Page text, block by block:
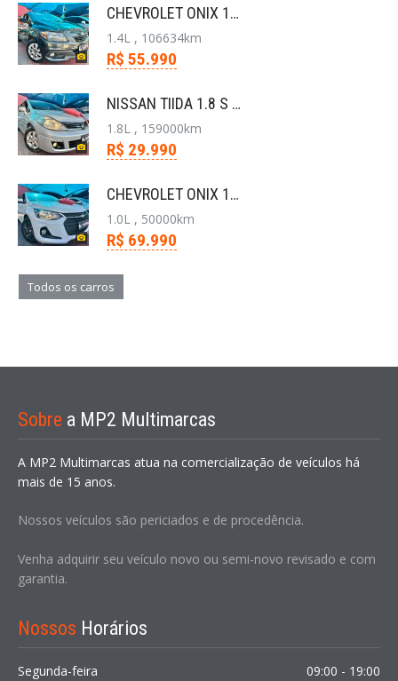
CHEVROLET ONIX 1.4 MPFI LT 8V FLEX 4P AUTOMÁTICO
1.4L , 106634km
R$ 55.990
NISSAN TIIDA 1.8 S 16V FLEX 4P MANUAL
1.8L , 159000km
R$ 29.990
CHEVROLET ONIX 1.0 FLEX PLUS LT MANUAL
1.0L , 50000km
R$ 69.990
Todos os carros
Sobre a MP2 Multimarcas
A MP2 Multimarcas atua na comercialização de veículos há
mais de 15 anos.
Nossos veículos são periciados e de procedência.
Venha adquirir seu veículo novo ou semi-novo revisado e com
garantia.
Nossos Horários
Segunda-feira
09:00 - 19:00